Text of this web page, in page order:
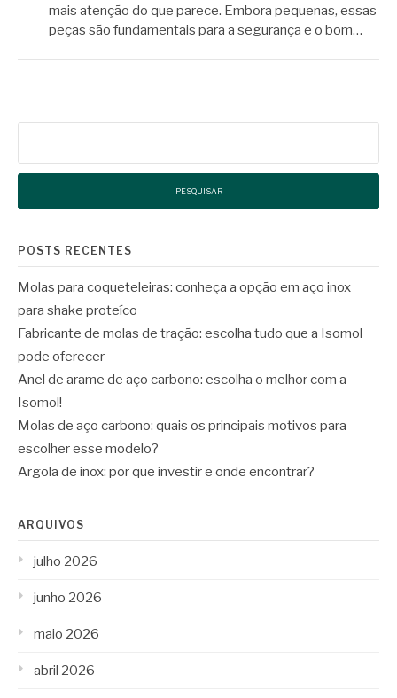
mais atenção do que parece. Embora pequenas, essas
peças são fundamentais para a segurança e o bom…
POSTS RECENTES
Molas para coqueteleiras: conheça a opção em aço inox
para shake proteíco
Fabricante de molas de tração: escolha tudo que a Isomol
pode oferecer
Anel de arame de aço carbono: escolha o melhor com a
Isomol!
Molas de aço carbono: quais os principais motivos para
escolher esse modelo?
Argola de inox: por que investir e onde encontrar?
ARQUIVOS
julho 2026
junho 2026
maio 2026
abril 2026